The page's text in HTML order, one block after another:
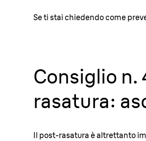
Se ti stai chiedendo come
Consiglio n.
rasatura:
Il post-rasatura è altrettanto